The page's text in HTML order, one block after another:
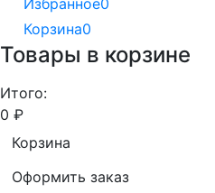
Корзина0
Товары в корзине
Итого:
0 ₽
Корзина
Оформить заказ